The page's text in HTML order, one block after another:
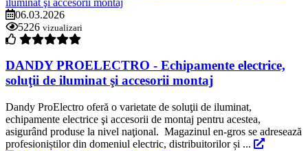
06.03.2026
5226 vizualizari
DANDY PROELECTRO - Echipamente electrice,
soluţii de iluminat şi accesorii montaj
Dandy ProElectro oferă o varietate de soluţii de iluminat,
echipamente electrice şi accesorii de montaj pentru acestea,
asigurând produse la nivel naţional. Magazinul en-gros se adresează
profesioniștilor din domeniul electric, distribuitorilor și ...